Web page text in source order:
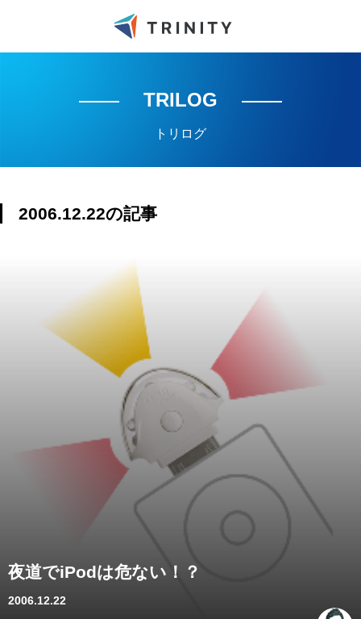
TRILOG
トリログ
2006.12.22の記事
夜道でiPodは危ない！？
2006.12.22